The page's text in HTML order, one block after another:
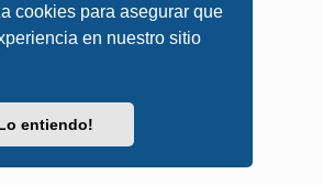
cookies para asegurar que
en nuestro sitio
entiendo!